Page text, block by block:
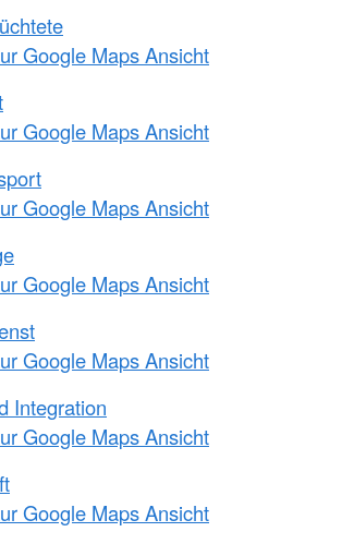
Google Maps Ansicht
Google Maps Ansicht
Google Maps Ansicht
Google Maps Ansicht
Google Maps Ansicht
Integration
Google Maps Ansicht
Google Maps Ansicht